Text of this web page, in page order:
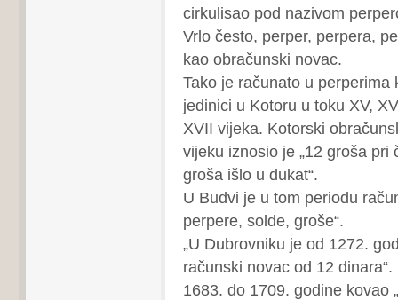
cirkulisao pod nazivom
Vrlo često, perper, perpera,
kao obračunski novac.
Tako je računato u perperima
jedinici u Kotoru u toku XV,
XVII vijeka. Kotorski
vijeku iznosio je „12 groša pri
groša išlo u dukat“.
U Budvi je u tom periodu
perpere, solde, groše“.
„U Dubrovniku je od 1272.
računski novac od 12
1683. do 1709. godine kovao